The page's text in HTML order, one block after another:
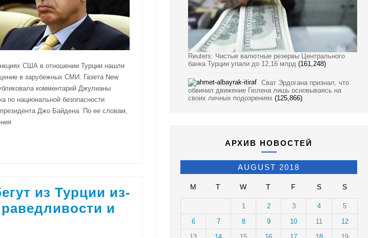
США в отношении Турции нашли
в зарубежных СМИ. Газета New
комментарий Джулианы
по национальной безопасности
Джо Байдена. По ее словам,
из Турции из-
и
Reuters: Чистые валютные резервы Центрального
банка Турции упали до 12,16 млрд (161,248)
Сват Эрдогана признал, что
обвинил движение Гюлена лишь основываясь на
своих личных подозрениях (125,866)
АРХИВ НОВОСТЕЙ
AUGUST 2018
M T W T F S S
1 2 3 4
5
6
7 8 9 10 11
12